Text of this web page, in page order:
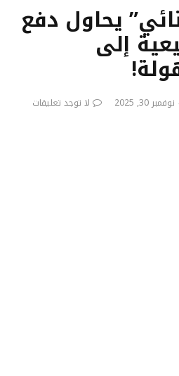
يحاول دفع
إلى
نوفمبر 30, 2025
لا توجد تعليقات